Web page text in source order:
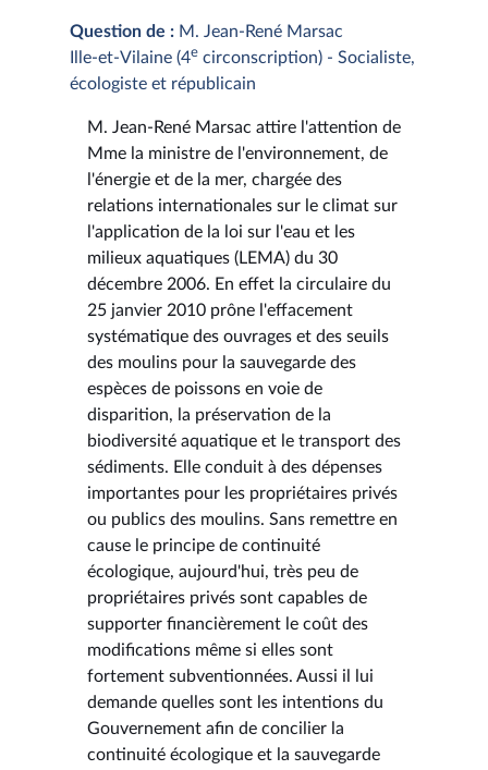
Question de : M. Jean-René Marsac
Ille-et-Vilaine (4e circonscription) - Socialiste,
écologiste et républicain
M. Jean-René Marsac attire l'attention de
Mme la ministre de l'environnement, de
l'énergie et de la mer, chargée des
relations internationales sur le climat sur
l'application de la loi sur l'eau et les
milieux aquatiques (LEMA) du 30
décembre 2006. En effet la circulaire du
25 janvier 2010 prône l'effacement
systématique des ouvrages et des seuils
des moulins pour la sauvegarde des
espèces de poissons en voie de
disparition, la préservation de la
biodiversité aquatique et le transport des
sédiments. Elle conduit à des dépenses
importantes pour les propriétaires privés
ou publics des moulins. Sans remettre en
cause le principe de continuité
écologique, aujourd'hui, très peu de
propriétaires privés sont capables de
supporter financièrement le coût des
modifications même si elles sont
fortement subventionnées. Aussi il lui
demande quelles sont les intentions du
Gouvernement afin de concilier la
continuité écologique et la sauvegarde